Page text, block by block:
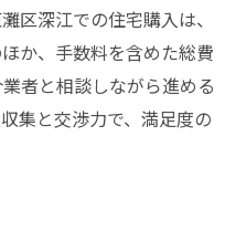
区深江での住宅購入は、
か、手数料を含めた総費
者と相談しながら進める
集と交渉力で、満足度の